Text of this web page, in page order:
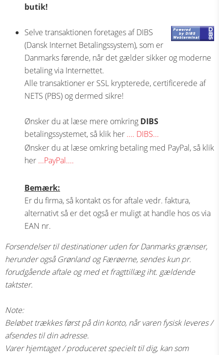
butik!
Selve transaktionen foretages af DIBS
(Dansk Internet Betalingssystem), som er
Danmarks førende, når det gælder sikker og moderne
betaling via Internettet.
Alle transaktioner er SSL krypterede, certificerede af
NETS (PBS) og dermed sikre!
Ønsker du at læse mere omkring DIBS
betalingssystemet, så klik her .... DIBS...
Ønsker du at læse omkring betaling med PayPal, så klik
her ...PayPal....
Bemærk:
Er du firma, så kontakt os for aftale vedr. faktura,
alternativt så er det også er muligt at handle hos os via
EAN nr.
Forsendelser til destinationer uden for Danmarks grænser,
herunder også Grønland og Færøerne, sendes kun pr.
forudgående aftale og med et fragttillæg iht. gældende
taktster.
Note:
Beløbet trækkes først på din konto, når varen fysisk leveres /
afsendes til din adresse.
Varer hjemtaget / produceret specielt til dig, kan som